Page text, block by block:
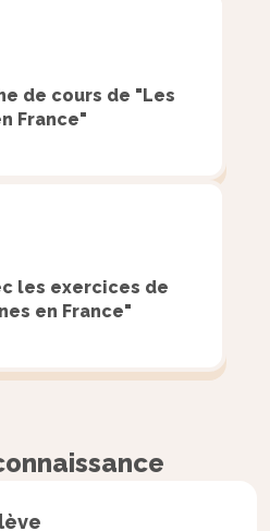
1960, l’aire urbaine de
considérablement
également discret (peu
ce qui permet de
de cours de "Les
France"
les exercices de
en France"